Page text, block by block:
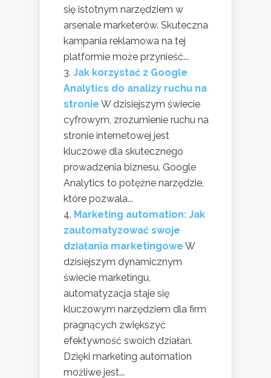
się istotnym narzędziem w
arsenale marketerów. Skuteczna
kampania reklamowa na tej
platformie może przynieść...
Jak korzystać z Google
Analytics do analizy ruchu na
stronie W dzisiejszym świecie
cyfrowym, zrozumienie ruchu na
stronie internetowej jest
kluczowe dla skutecznego
prowadzenia biznesu. Google
Analytics to potężne narzędzie,
które pozwala...
Marketing automation: Jak
zautomatyzować swoje
działania marketingowe W
dzisiejszym dynamicznym
świecie marketingu,
automatyzacja staje się
kluczowym narzędziem dla firm
pragnących zwiększyć
efektywność swoich działań.
Dzięki marketing automation
możliwe jest...